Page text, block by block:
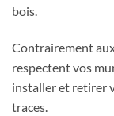
bois.
Contrairement
respectent vos
installer et retirer
traces.